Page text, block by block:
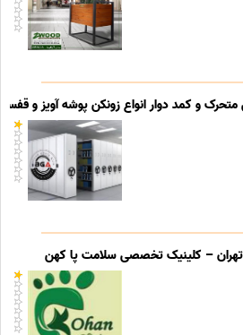
و کمد دوار انواع زونکن پوشه آویز و قفسه
– کلینیک تخصصی سلامت پا کهن